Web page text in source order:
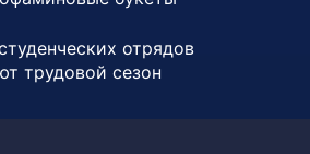
отрядов
трудовой сезон